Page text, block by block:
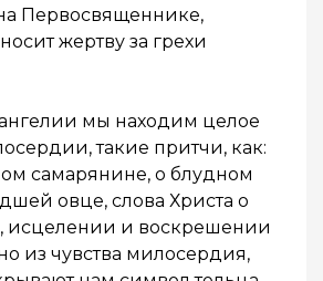
Первосвященнике,
жертву за грехи
мы находим целое
такие притчи, как:
самарянине, о блудном
овце, слова Христа о
исцелении и воскрешении
из чувства милосердия,